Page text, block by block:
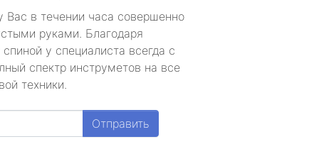
Вас в течении часа совершенно
руками. Благодаря
у специалиста всегда с
спектр инструметов на все
техники.
Отправить